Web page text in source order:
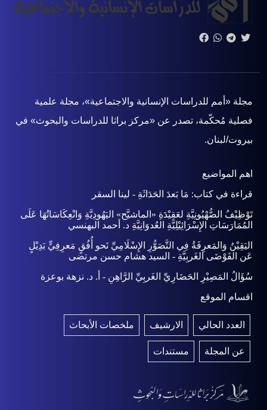
مجلة «أمم للدراسات الإنسانية والاجتماعية»، مجلة علمية
فصلية مُحكّمة، تصدر عن «مركز براثا للدراسات والبحوث» في
بيروت/لبنان.
اهم المواضيع
قراءة في كتاب: مَا بَعدَ الحَدَاثَةِ - لينا السقر
تَوْظِيْفُ الصُّهْيُونِيَّةِ لعَقِيْدَةِ «الماشيَّح» اليَهُودِيَّةِ وَانْعِكَاسَاتُهَا عَلَى
المُمَارَسَاتِ الإِسْرَائِيْلِيَّةِ العُدوَانِيَّةِ د. أحمد البهنسي
اليَقِيْنُ وَالمَعرِفَةُ فِي التَّصَوُّرِ الإِسْلَامِيِّ نَحو أُفُقٍ مَعرِفِيٍّ بَدِيْلٍ
عَن الفَوْضَى الغَربِيَّةِ - السيد هشام حسن مرتضى
سُؤَالُ المَصِيْرِ الحَضَارِيِّ الغَربِيِّ الرَّاهِنِ - أ. د. نزهة بوعزة
اقسام الموقع
العدد الحالي الارشيف ملخصات الأبحاث
عن المجلة مستندات